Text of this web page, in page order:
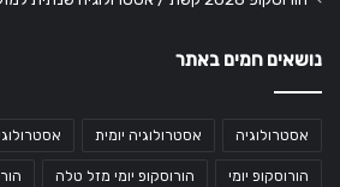
נושאים חמים באתר
אסטרולוגיה אסטרולוגיה יומית
הורוסקופ יומי הורוסקופ יומי מזל טלה